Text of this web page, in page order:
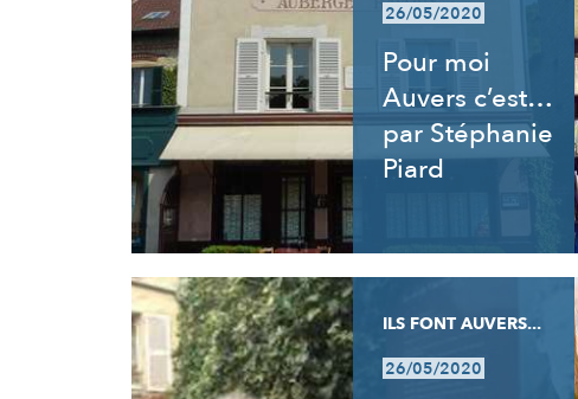
26/05/2020
Pour moi
Auvers c’est…
par Stéphanie
Piard
ILS FONT AUVERS...
26/05/2020